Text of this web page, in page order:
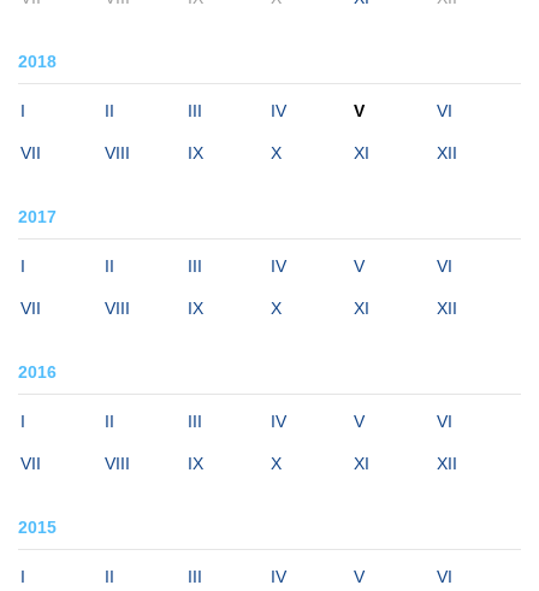
2018
I II III IV V VI
VII VIII IX X XI XII
2017
I II III IV V VI
VII VIII IX X XI XII
2016
I II III IV V VI
VII VIII IX X XI XII
2015
I II III IV V VI